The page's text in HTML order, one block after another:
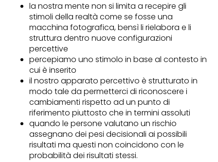
la nostra mente non si limita a recepire gli
stimoli della realtà come se fosse una
macchina fotografica, bensì li rielabora e li
struttura dentro nuove configurazioni
percettive
percepiamo uno stimolo in base al contesto in
cui è inserito
il nostro apparato percettivo è strutturato in
modo tale da permetterci di riconoscere i
cambiamenti rispetto ad un punto di
riferimento piuttosto che in termini assoluti
quando le persone valutano un rischio
assegnano dei pesi decisionali ai possibili
risultati ma questi non coincidono con le
probabilità dei risultati stessi.